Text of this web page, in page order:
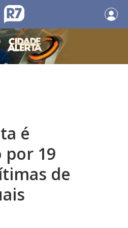
é
por 19
de